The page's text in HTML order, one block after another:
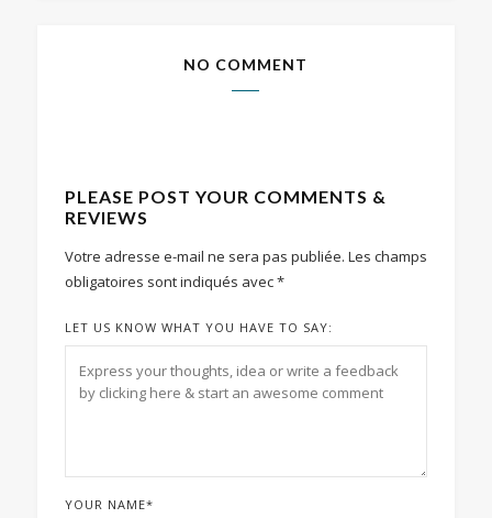
NO COMMENT
PLEASE POST YOUR COMMENTS &
REVIEWS
Votre adresse e-mail ne sera pas publiée. Les champs
obligatoires sont indiqués avec*
LET US KNOW WHAT YOU HAVE TO SAY:
YOUR NAME*